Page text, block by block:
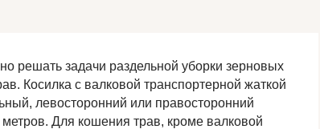
решать задачи раздельной уборки зерновых
Косилка с валковой транспортерной жаткой
левосторонний или правосторонний
Для кошения трав, кроме валковой